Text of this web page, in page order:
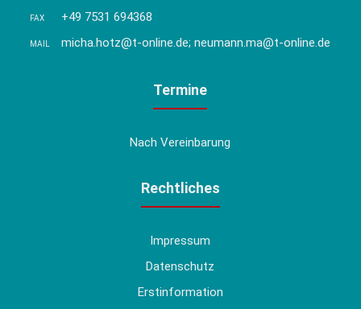
FAX +49 7531 694368
MAIL micha.hotz@t-online.de; neumann.ma@t-online.de
Termine
Nach Vereinbarung
Rechtliches
Impressum
Datenschutz
Erstinformation